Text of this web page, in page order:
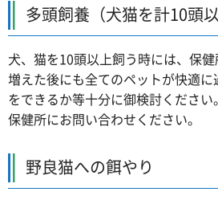
多頭飼養（犬猫を計10頭
犬、猫を10頭以上飼う時には、保健
増えた後にも全てのペットが快適
をできるか等十分に御検討くださ
保健所にお問い合わせください。
野良猫への餌やり